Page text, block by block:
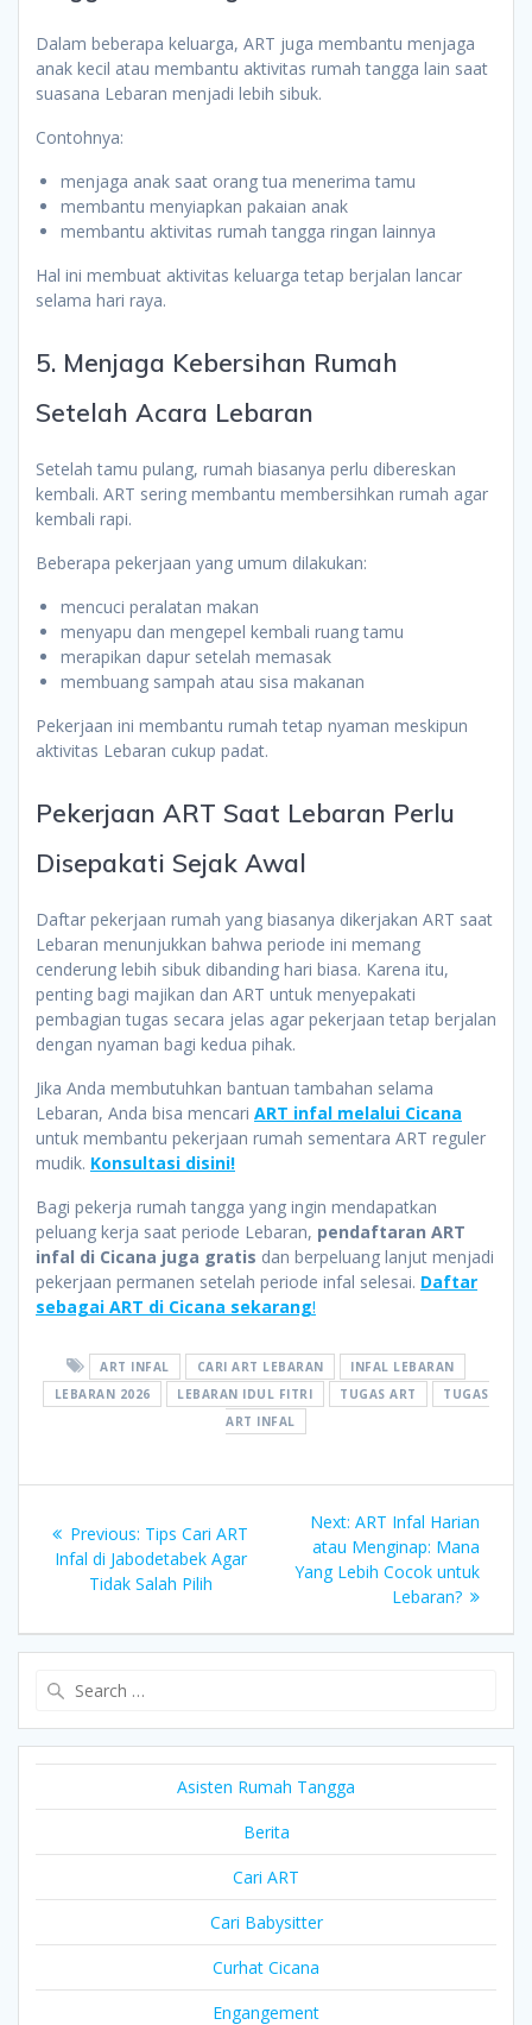
Dalam beberapa keluarga, ART juga membantu menjaga
anak kecil atau membantu aktivitas rumah tangga lain saat
suasana Lebaran menjadi lebih sibuk.
Contohnya:
menjaga anak saat orang tua menerima tamu
membantu menyiapkan pakaian anak
membantu aktivitas rumah tangga ringan lainnya
Hal ini membuat aktivitas keluarga tetap berjalan lancar
selama hari raya.
5. Menjaga Kebersihan Rumah
Setelah Acara Lebaran
Setelah tamu pulang, rumah biasanya perlu dibereskan
kembali. ART sering membantu membersihkan rumah agar
kembali rapi.
Beberapa pekerjaan yang umum dilakukan:
mencuci peralatan makan
menyapu dan mengepel kembali ruang tamu
merapikan dapur setelah memasak
membuang sampah atau sisa makanan
Pekerjaan ini membantu rumah tetap nyaman meskipun
aktivitas Lebaran cukup padat.
Pekerjaan ART Saat Lebaran Perlu
Disepakati Sejak Awal
Daftar pekerjaan rumah yang biasanya dikerjakan ART saat
Lebaran menunjukkan bahwa periode ini memang
cenderung lebih sibuk dibanding hari biasa. Karena itu,
penting bagi majikan dan ART untuk menyepakati
pembagian tugas secara jelas agar pekerjaan tetap berjalan
dengan nyaman bagi kedua pihak.
Jika Anda membutuhkan bantuan tambahan selama
Lebaran, Anda bisa mencari ART infal melalui Cicana
untuk membantu pekerjaan rumah sementara ART reguler
mudik. Konsultasi disini!
Bagi pekerja rumah tangga yang ingin mendapatkan
peluang kerja saat periode Lebaran, pendaftaran ART
infal di Cicana juga gratis dan berpeluang lanjut menjadi
pekerjaan permanen setelah periode infal selesai. Daftar
sebagai ART di Cicana sekarang!
ART INFAL CARI ART LEBARAN
INFAL LEBARAN
LEBARAN 2026
LEBARAN IDUL FITRI TUGAS ART
TUGAS
ART INFAL
navigation
Previous: Previous
post:
Tips Cari ART
Infal di Jabodetabek Agar
Tidak Salah Pilih
Next: Next
post:
ART Infal Harian
atau Menginap: Mana
Yang Lebih Cocok untuk
Lebaran?
Asisten Rumah Tangga
Berita
Cari ART
Cari Babysitter
Curhat Cicana
Engangement